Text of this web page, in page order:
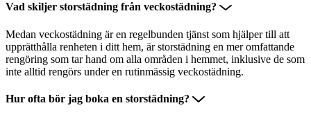
Vad skiljer storstädning från veckostädning?
Medan veckostädning är en regelbunden tjänst som hjälper till att
upprätthålla renheten i ditt hem, är storstädning en mer omfattande
rengöring som tar hand om alla områden i hemmet, inklusive de som
inte alltid rengörs under en rutinmässig veckostädning.
Hur ofta bör jag boka en storstädning?